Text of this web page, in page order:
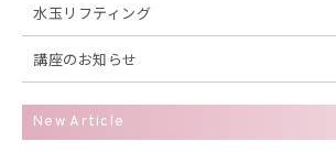
水玉リフティング
講座のお知らせ
New Article